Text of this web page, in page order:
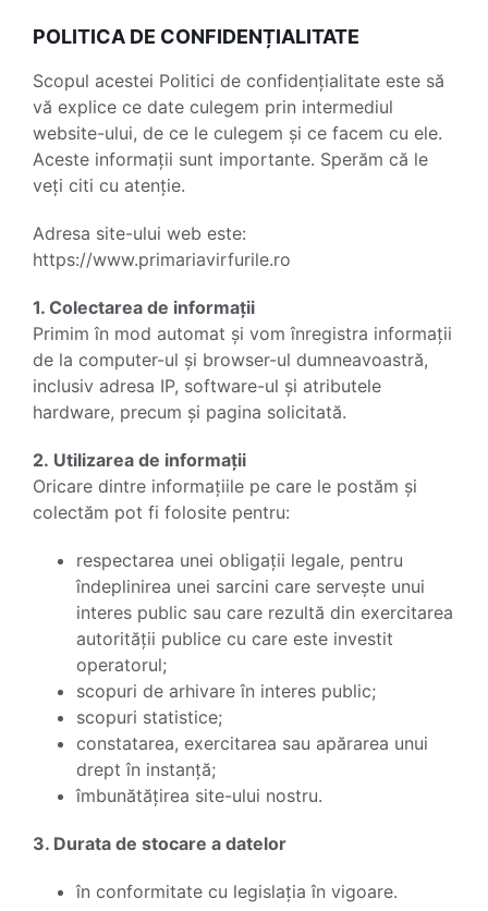
POLITICA DE CONFIDENȚIALITATE
Scopul acestei Politici de confidențialitate este să
vă explice ce date culegem prin intermediul
website-ului, de ce le culegem și ce facem cu ele.
Aceste informații sunt importante. Sperăm că le
veți citi cu atenție.
Adresa site-ului web este:
https://www.primariavirfurile.ro
1. Colectarea de informații
Primim în mod automat și vom înregistra informații
de la computer-ul și browser-ul dumneavoastră,
inclusiv adresa IP, software-ul și atributele
hardware, precum și pagina solicitată.
2. Utilizarea de informații
Oricare dintre informațiile pe care le postăm și
colectăm pot fi folosite pentru:
respectarea unei obligații legale, pentru
îndeplinirea unei sarcini care servește unui
interes public sau care rezultă din exercitarea
autorității publice cu care este investit
operatorul;
scopuri de arhivare în interes public;
scopuri statistice;
constatarea, exercitarea sau apărarea unui
drept în instanță;
îmbunătățirea site-ului nostru.
3. Durata de stocare a datelor
în conformitate cu legislația în vigoare.